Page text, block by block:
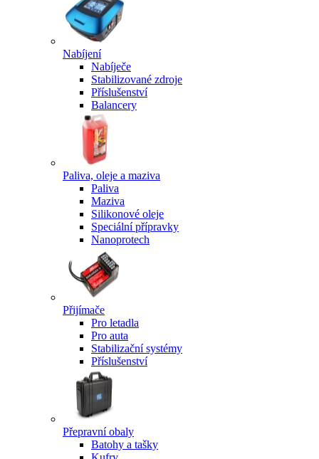
Nabíjení
Nabíječe
Stabilizované zdroje
Příslušenství
Balancery
Paliva, oleje a maziva
Paliva
Maziva
Silikonové oleje
Speciální přípravky
Nanoprotech
Přijímače
Pro letadla
Pro auta
Stabilizační systémy
Příslušenství
Přepravní obaly
Batohy a tašky